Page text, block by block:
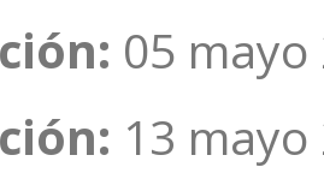
05 mayo
13 mayo